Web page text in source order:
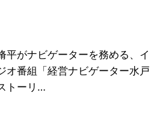
平がナビゲーターを務める、イ
オ番組「経営ナビゲーター水戸
トーリ…